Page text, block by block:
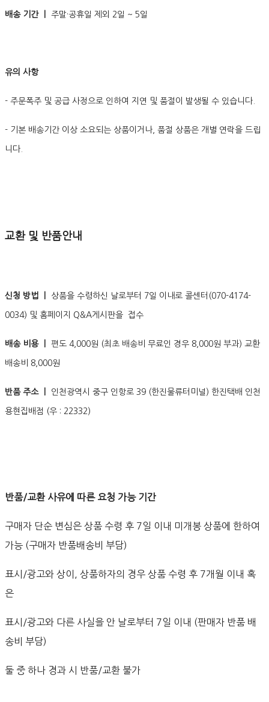
배송 기간 ㅣ 주말·공휴일 제외 2일 ~ 5일
유의 사항
- 주문폭주 및 공급 사정으로 인하여 지연 및 품절이 발생될 수 있습니다.
- 기본 배송기간 이상 소요되는 상품이거나, 품절 상품은 개별 연락을 드립
니다.
교환 및 반품안내
신청 방법 ㅣ 상품을 수령하신 날로부터 7일 이내로 콜센터(070-4174-
0034) 및 홈페이지 Q&A게시판을 접수
배송 비용 ㅣ 편도 4,000원 (최초 배송비 무료인 경우 8,000원 부과) 교환
배송비 8,000원
반품 주소 ㅣ 인천광역시 중구 인항로 39 (한진물류터미널) 한진택배 인천
용현집배점 (우 : 22332)
반품/교환 사유에 따른 요청 가능 기간
구매자 단순 변심은 상품 수령 후 7일 이내 미개봉 상품에 한하여
가능 (구매자 반품배송비 부담)
표시/광고와 상이, 상품하자의 경우 상품 수령 후 7개월 이내 혹
은
표시/광고와 다른 사실을 안 날로부터 7일 이내 (판매자 반품 배
송비 부담)
둘 중 하나 경과 시 반품/교환 불가